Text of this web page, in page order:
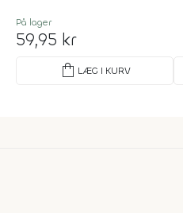
På lager
59,95 kr
shopping_bag LÆG I KURV